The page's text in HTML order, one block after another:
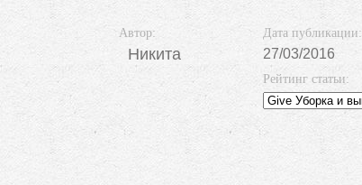
Автор:
Никита
Дата публикации:
27/03/2016
Рейтинг статьи: